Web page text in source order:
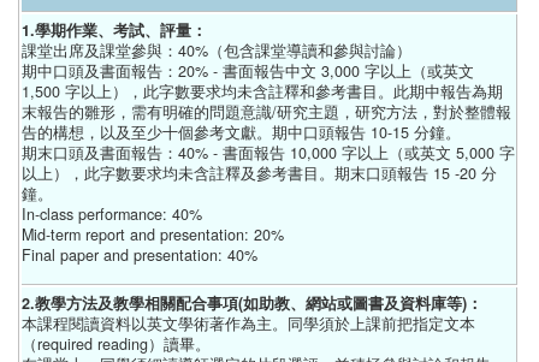
1.學期作業、考試、評量：
課堂出席及課堂參與：40%（包含課堂導讀和參與討論）
期中口頭及書面報告：20% - 書面報告中文 3,000 字以上（或英文
1,500 字以上），此字數要求均未含註釋和參考書目。此期中報告為期
末報告的雛形，需有明確的問題意識/研究主題，研究方法，對於整體報
告的構想，以及至少十個參考文獻。期中口頭報告 10-15 分鐘。
期末口頭及書面報告：40% - 書面報告 10,000 字以上（或英文 5,000 字
以上），此字數要求均未含註釋及參考書目。期末口頭報告 15 -20 分
鐘。
In-class performance: 40%
Mid-term report and presentation: 20%
Final paper and presentation: 40%
2.教學方法及教學相關配合事項(如助教、網站或圖書及資料庫等)：
本課程閱讀資料以英文學術著作為主。同學須於上課前把指定文本
（required reading）讀畢。